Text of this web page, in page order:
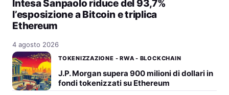
Intesa Sanpaolo riduce del 93,7%
l’esposizione a Bitcoin e triplica
Ethereum
4 agosto 2026
TOKENIZZAZIONE - RWA - BLOCKCHAIN
J.P. Morgan supera 900 milioni di dollari in
fondi tokenizzati su Ethereum